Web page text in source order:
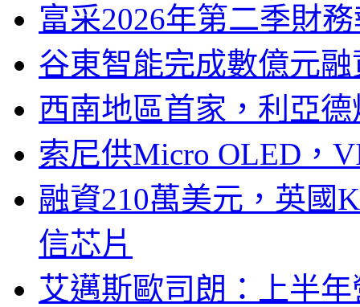
富采2026年第二季財
谷東智能完成數億元
西南地區首家，利亞
索尼供Micro OLED，
融資210萬美元，英國
信芯片
艾邁斯歐司朗：上半